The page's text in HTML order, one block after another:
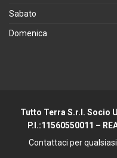
Sabato
Domenica
Tutto Terra S.r.l. Socio
P.I.:11560550011 –
Contattaci per